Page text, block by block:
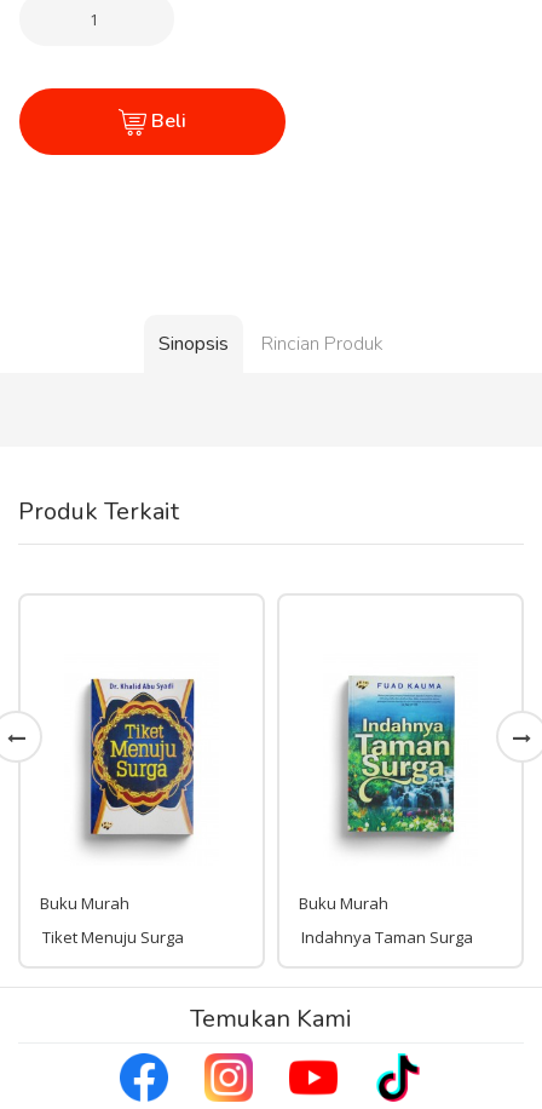
Beli
Sinopsis Rincian Produk
Produk Terkait
Buku Murah
Tiket Menuju Surga
89,000
Buku Murah
Indahnya Taman Surga
Rp 70,000
Temukan Kami